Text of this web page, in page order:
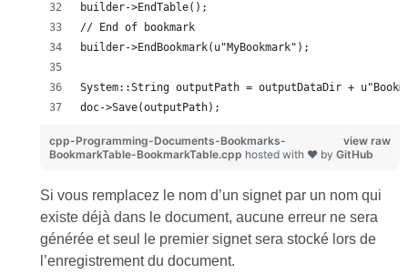
builder->EndTable();
// End of bookmark
builder->EndBookmark(u"MyBookmark");
System::String outputPath = outputDataDir +
doc->Save(outputPath);
view raw
cpp-Programming-Documents-Bookmarks-
BookmarkTable-BookmarkTable.cpp hosted with ❤ by GitHub
Si vous remplacez le nom d’un signet par un nom qui
existe déjà dans le document, aucune erreur ne sera
générée et seul le premier signet sera stocké lors de
l’enregistrement du document.